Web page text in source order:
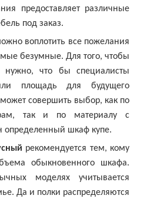
предоставляет различные
под заказ.
воплотить все пожелания
безумные. Для того, чтобы
нужно, что бы специалисты
площадь для будущего
совершить выбор, как по
так и по материалу с
определенный шкаф купе.
рекомендуется тем, кому
обыкновенного шкафа.
моделях учитывается
Да и полки распределяются